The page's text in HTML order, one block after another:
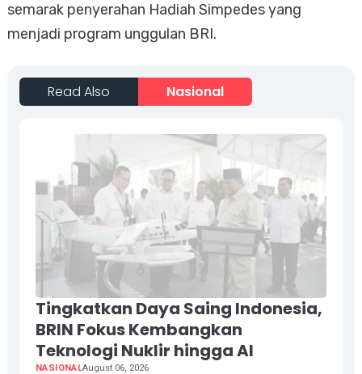
semarak penyerahan Hadiah Simpedes yang
menjadi program unggulan BRI.
Read Also Nasional
Tingkatkan Daya Saing Indonesia,
BRIN Fokus Kembangkan
Teknologi Nuklir hingga AI
NASIONALAugust 06, 2026